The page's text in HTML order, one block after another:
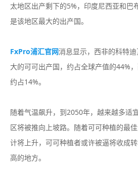
太地区出产剩下的5%，印度尼西亚和巴
是该地区最大的出产国。
FxPro浦汇官网消息显示，西非的科特
大的可可出产国，约占全球产值的44%
约占14%。
随着气温飙升，到2050年，越来越多适
区将被推向上坡路。随着可可种植的最
计将上升，可可种植者或许被逼将收成
高的地方。